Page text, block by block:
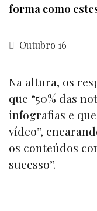
forma como
Outubro 16
Na altura, os
que “50% das
infografias e
vídeo”,
os conteúdos
sucesso”.